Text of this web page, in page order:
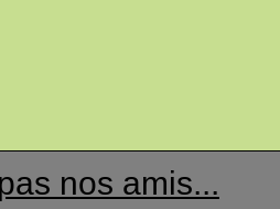
nos amis...